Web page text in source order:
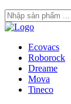
Ecovacs
Roborock
Dreame
Mova
Tineco